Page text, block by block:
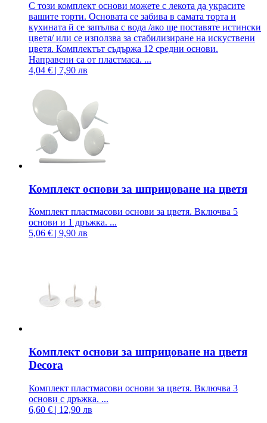
С този комплект основи можете с лекота да украсите
вашите торти. Основата се забива в самата торта и
кухината й се запълва с вода /ако ще поставяте истински
цветя/ или се използва за стабилизиране на искуствени
цветя. Комплектът съдържа 12 средни основи.
Направени са от пластмаса. ...
4,04 € | 7,90 лв
Комплект основи за шприцоване на цветя
Комплект пластмасови основи за цветя. Включва 5
основи и 1 дръжка. ...
5,06 € | 9,90 лв
Комплект основи за шприцоване на цветя
Decora
Комплект пластмасови основи за цветя. Включва 3
основи с дръжка. ...
6,60 € | 12,90 лв